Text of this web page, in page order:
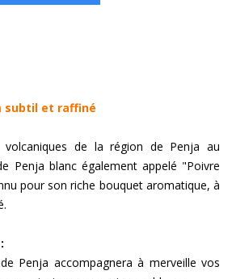
subtil et raffiné
de la région de Penja au
Penja blanc également appelé "Poivre
pour son riche bouquet aromatique, à
Penja accompagnera à merveille vos